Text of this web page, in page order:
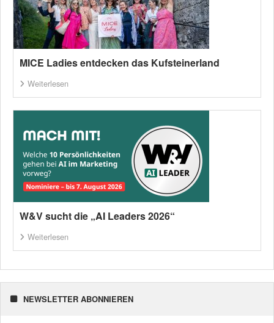
MICE Ladies entdecken das Kufsteinerland
Weiterlesen
W&V sucht die „AI Leaders 2026“
Weiterlesen
NEWSLETTER ABONNIEREN